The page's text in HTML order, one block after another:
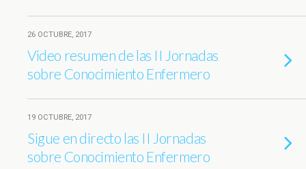
26 OCTUBRE, 2017
Video resumen de las II Jornadas
sobre Conocimiento Enfermero
19 OCTUBRE, 2017
Sigue en directo las II Jornadas
sobre Conocimiento Enfermero